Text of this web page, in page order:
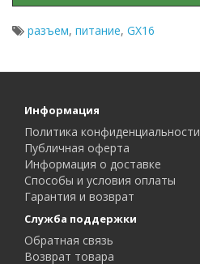
разъем, питание, GX16
Информация
Политика конфиденциальности
Публичная оферта
Информация о доставке
Способы и условия оплаты
Гарантия и возврат
Служба поддержки
Обратная связь
Возврат товара